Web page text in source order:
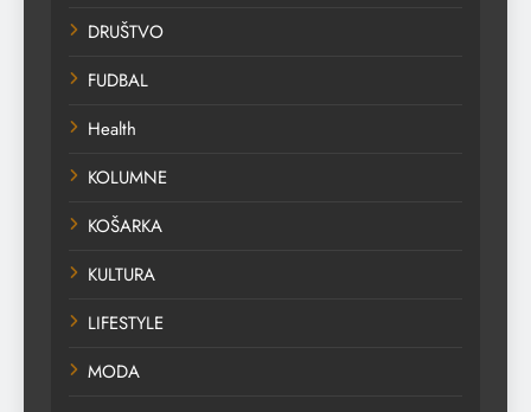
DRUŠTVO
FUDBAL
Health
KOLUMNE
KOŠARKA
KULTURA
LIFESTYLE
MODA